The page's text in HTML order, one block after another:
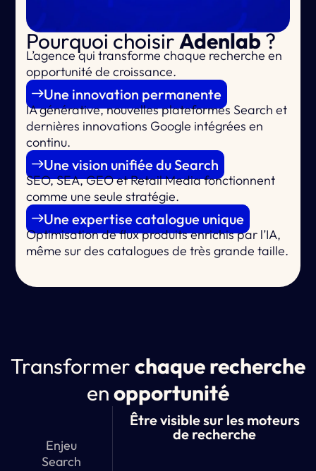
Pourquoi choisirAdenlab?
L’agence quitransforme chaque recherche en
opportunité de croissance.
Une innovation permanente
IA générative, nouvelles plateformes Search et
dernières innovations Google intégrées en
continu.
Une vision unifiée du Search
SEO, SEA, GEO et Retail Media fonctionnent
comme une seule stratégie.
Une expertise catalogue unique
Optimisation de flux produits enrichis par l’IA,
même sur des catalogues de très grande taille.
Transformerchaque recherche
enopportunité
Enjeu
Search
Être visible sur les moteurs
de recherche